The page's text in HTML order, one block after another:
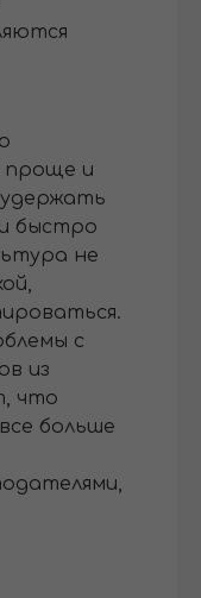
проще и
удержать
быстро
не
с
из
что
больше